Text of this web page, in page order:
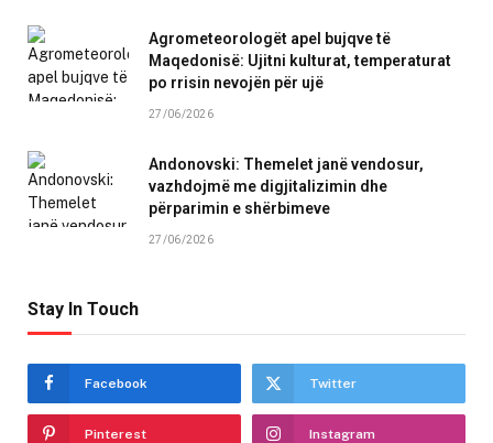
Agrometeorologët apel bujqve të
Maqedonisë: Ujitni kulturat, temperaturat
po rrisin nevojën për ujë
27/06/2026
Andonovski: Themelet janë vendosur,
vazhdojmë me digjitalizimin dhe
përparimin e shërbimeve
27/06/2026
Stay In Touch
Facebook Twitter
Pinterest Instagram